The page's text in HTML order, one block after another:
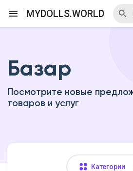
MYDOLLS.WORLD
Я организатор
Базар
Посмотрите новые
товаров и услуг
Категории